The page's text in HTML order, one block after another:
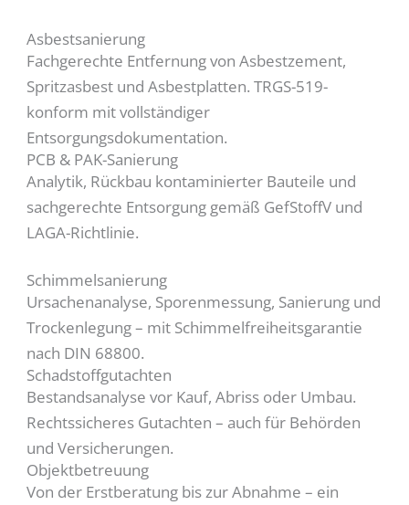
Asbestsanierung
Fachgerechte Entfernung von Asbestzement,
Spritzasbest und Asbestplatten. TRGS-519-
konform mit vollständiger
Entsorgungsdokumentation.
PCB & PAK-Sanierung
Analytik, Rückbau kontaminierter Bauteile und
sachgerechte Entsorgung gemäß GefStoffV und
LAGA-Richtlinie.
Schimmelsanierung
Ursachenanalyse, Sporenmessung, Sanierung und
Trockenlegung – mit Schimmelfreiheitsgarantie
nach DIN 68800.
Schadstoffgutachten
Bestandsanalyse vor Kauf, Abriss oder Umbau.
Rechtssicheres Gutachten – auch für Behörden
und Versicherungen.
Objektbetreuung
Von der Erstberatung bis zur Abnahme – ein